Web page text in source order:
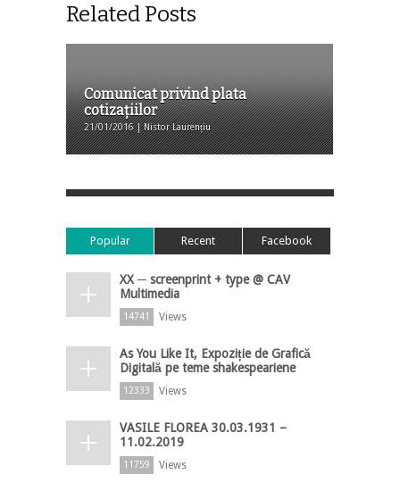
Related Posts
Comunicat privind plata
cotizațiilor
21/01/2016 | Nistor Laurențiu
Popular Recent Facebook
XX ─ screenprint + type @ CAV
Multimedia
14741 Views
As You Like It, Expoziție de Grafică
Digitală pe teme shakespeariene
12333 Views
VASILE FLOREA 30.03.1931 –
11.02.2019
11759 Views